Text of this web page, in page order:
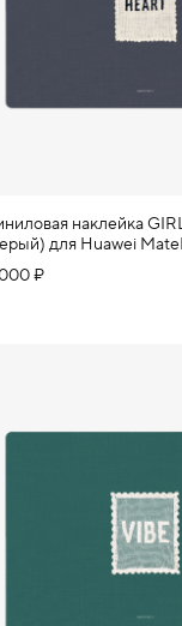
наклейка
для Huawei
₽